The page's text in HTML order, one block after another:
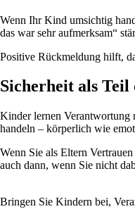
Wenn Ihr Kind umsichtig
das war sehr aufmerksam“
Positive Rückmeldung hilft,
Sicherheit als Teil
Kinder lernen Verantwortung
handeln – körperlich wie
Wenn Sie als Eltern
auch dann, wenn Sie nicht
Bringen Sie Kindern bei,